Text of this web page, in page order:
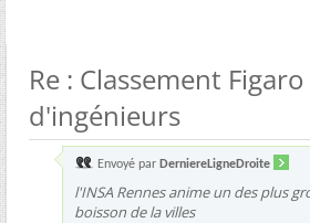
Re : Classement
d'ingénieurs
Envoyé par DerniereLigneDroite
l'INSA Rennes anime un des plus
boisson de la villes